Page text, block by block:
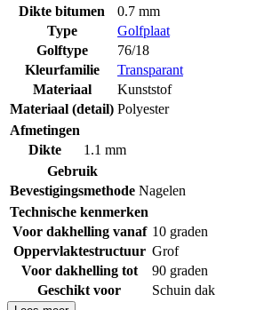
Dikte bitumen
0.7 mm
Type
Golfplaat
Golftype
76/18
Kleurfamilie
Transparant
Materiaal
Kunststof
Materiaal (detail) Polyester
Afmetingen
Dikte
1.1 mm
Gebruik
Bevestigingsmethode Nagelen
Technische kenmerken
Voor dakhelling vanaf 10 graden
Oppervlaktestructuur Grof
Voor dakhelling tot
90 graden
Geschikt voor
Schuin dak